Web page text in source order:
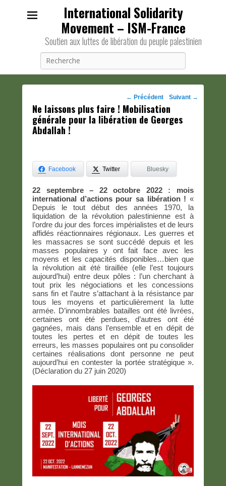
International Solidarity
Movement – ISM-France
Soutien aux luttes de libération du peuple palestinien
Navigation
des
← Précédent Suivant →
Ne laissons plus faire ! Mobilisation
générale pour la libération de Georges
Abdallah !
Facebook Twitter Bluesky
22 septembre – 22 octobre 2022 : mois
international d’actions pour sa libération ! «
Depuis le tout début des années 1970, la
liquidation de la révolution palestinienne est à
l’ordre du jour des forces impérialistes et de leurs
affidés réactionnaires régionaux. Les guerres et
les massacres se sont succédé depuis et les
masses populaires y ont fait face avec les
moyens et les capacités disponibles…bien que
la révolution ait été tiraillée (elle l’est toujours
aujourd’hui) entre deux pôles : l’un cherchant à
tout prix les négociations et les concessions
sans fin et l’autre s’attachant à la résistance par
tous les moyens et particulièrement la lutte
armée. D’innombrables batailles ont été livrées,
certaines ont été perdues, d’autres ont été
gagnées, mais dans l’ensemble et en dépit de
toutes les pertes et en dépit de toutes les
erreurs, les masses populaires ont pu consolider
certaines réalisations dont personne ne peut
aujourd’hui en contester la portée stratégique ».
(Déclaration du 27 juin 2020)